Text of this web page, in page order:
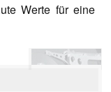
Werte für eine